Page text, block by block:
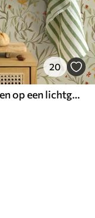
20
Gele en rode bloemen op een lichtgroene achtergrond